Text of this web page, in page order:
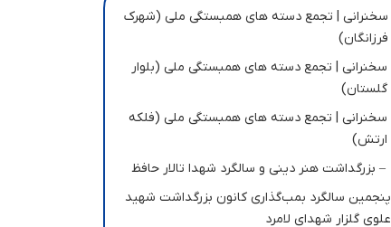
سخنرانی | تجمع دسته های همبستگی ملی (شهرک
فرزانگان)
سخنرانی | تجمع دسته های همبستگی ملی (بلوار
گلستان)
سخنرانی | تجمع دسته های همبستگی ملی (فلکه
ارتش)
– بزرگداشت هنر دینی و سالگرد شهدا تالار حافظ
پنجمین سالگرد بمب‌گذاری کانون بزرگداشت شهید
علوی گلزار شهدای لامرد